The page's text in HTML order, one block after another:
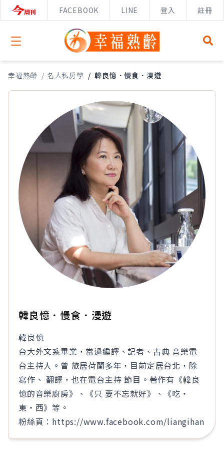
FACEBOOK LINE 登入 註冊
Open menu
幸福熟齡 / 名人私房學 / 韓良憶．慢食．漫遊
韓良憶．慢食．漫遊
韓良憶
台大外文系畢業，當過編譯、記者、古典 音樂電
台主持人。曾 旅居荷蘭多年，目前定居台北，除
寫作、 翻譯，也在電台主持 節目。著作有《韓良
憶的音樂廚房》、《只 要不忘就好》、《吃‧
東‧西》等。
粉絲頁：https://www.facebook.com/liangihan